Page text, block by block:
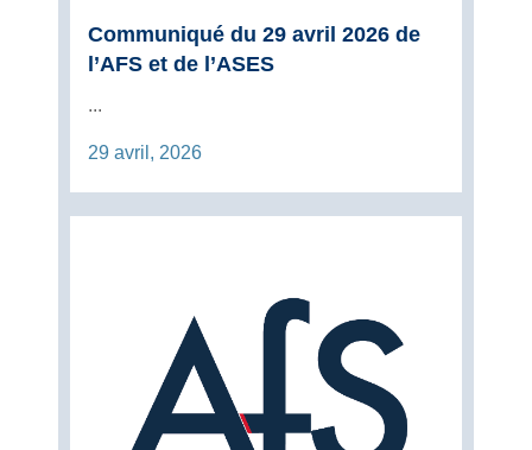
Communiqué du 29 avril 2026 de
l’AFS et de l’ASES
...
29 avril, 2026